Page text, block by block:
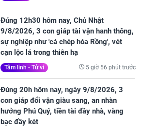
Đúng 12h30 hôm nay, Chủ Nhật
9/8/2026, 3 con giáp tài vận hanh thông,
sự nghiệp như 'cá chép hóa Rồng', vét
cạn lộc lá trong thiên hạ
Tâm linh - Tử vi 5 giờ 56 phút trước
Đúng 20h hôm nay, ngày 9/8/2026, 3
con giáp đổi vận giàu sang, an nhàn
hưởng Phú Quý, tiền tài đầy nhà, vàng
bạc đầy két